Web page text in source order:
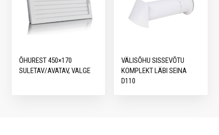
ÕHUREST 450×170
SULETAV/AVATAV, VALGE
VÄLISÕHU SISSEVÕTU
KOMPLEKT LÄBI SEINA
D110